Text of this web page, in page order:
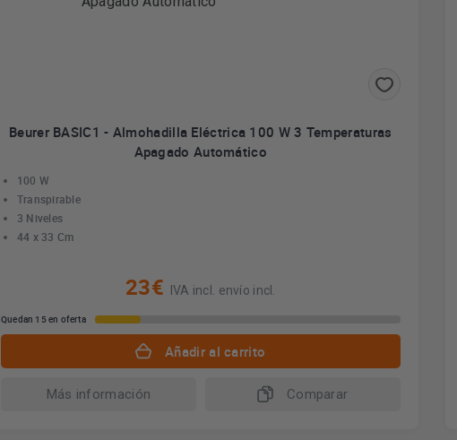
Beurer BASIC1 - Almohadilla Eléctrica 100 W 3 Temperaturas
Apagado Automático
100 W
Transpirable
3 Niveles
44 x 33 Cm
23€ IVA incl. envío incl.
Quedan 15 en oferta
Añadir al carrito
Más información Comparar